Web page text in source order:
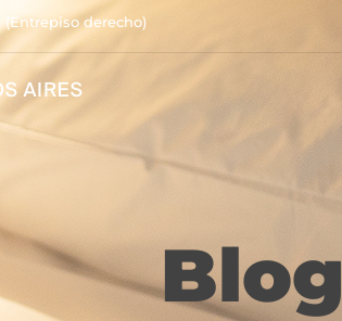
(Entrepiso derecho)
Blog